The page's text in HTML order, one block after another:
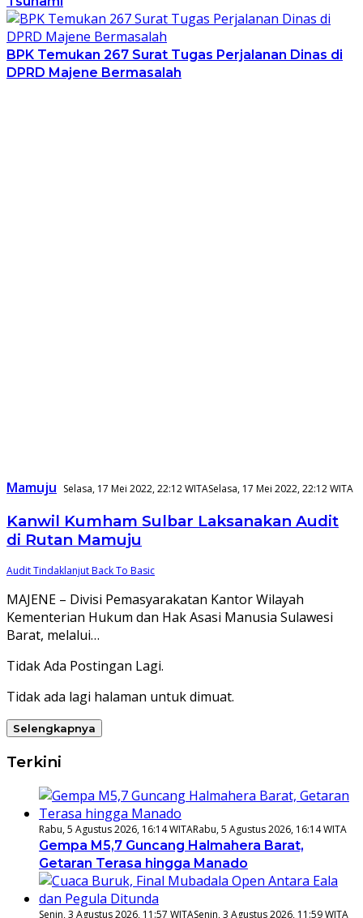
BPK Temukan 267 Surat Tugas Perjalanan Dinas di
DPRD Majene Bermasalah
Mamuju Selasa, 17 Mei 2022, 22:12 WITASelasa, 17 Mei 2022, 22:12 WITA
Kanwil Kumham Sulbar Laksanakan Audit
di Rutan Mamuju
Audit Tindaklanjut Back To Basic
MAJENE – Divisi Pemasyarakatan Kantor Wilayah
Kementerian Hukum dan Hak Asasi Manusia Sulawesi
Barat, melalui…
Tidak Ada Postingan Lagi.
Tidak ada lagi halaman untuk dimuat.
Selengkapnya
Terkini
Rabu, 5 Agustus 2026, 16:14 WITARabu, 5 Agustus 2026, 16:14 WITA
Gempa M5,7 Guncang Halmahera Barat,
Getaran Terasa hingga Manado
Senin, 3 Agustus 2026, 11:57 WITASenin, 3 Agustus 2026, 11:59 WITA